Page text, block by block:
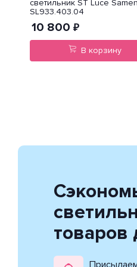
светильник ST Luce
SL933.403.04
10 800 ₽
В корзину
товаров